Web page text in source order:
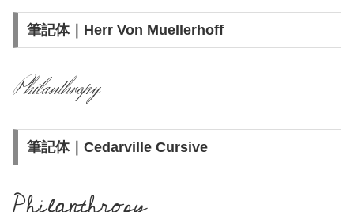
筆記体｜Herr Von Muellerhoff
Philanthropy
筆記体｜Cedarville Cursive